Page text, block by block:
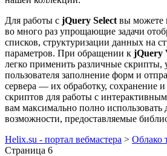
Для работы с jQuery Select вы можете
во много раз упрощающие задачи
списков, структуризации данных на
параметров. При обращении к jQuery
легко применить различные
пользователя заполнение форм и
сервера — их обработку, сохранение
скриптов для работы с
вам максимально полно использовать
возможности, предоставляемые
Helix.su - портал вебмастера > Облако
Страница 6